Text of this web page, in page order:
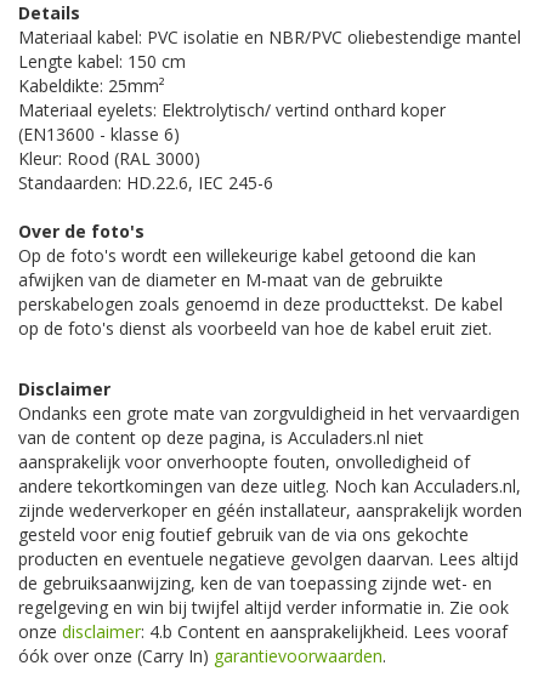
Details
Materiaal kabel: PVC isolatie en NBR/PVC oliebestendige mantel
Lengte kabel: 150 cm
Kabeldikte: 25mm²
Materiaal eyelets: Elektrolytisch/ vertind onthard koper
(EN13600 - klasse 6)
Kleur: Rood (RAL 3000)
Standaarden: HD.22.6, IEC 245-6
Over de foto's
Op de foto's wordt een willekeurige kabel getoond die kan
afwijken van de diameter en M-maat van de gebruikte
perskabelogen zoals genoemd in deze producttekst. De kabel
op de foto's dienst als voorbeeld van hoe de kabel eruit ziet.
Disclaimer
Ondanks een grote mate van zorgvuldigheid in het vervaardigen
van de content op deze pagina, is Acculaders.nl niet
aansprakelijk voor onverhoopte fouten, onvolledigheid of
andere tekortkomingen van deze uitleg. Noch kan Acculaders.nl,
zijnde wederverkoper en géén installateur, aansprakelijk worden
gesteld voor enig foutief gebruik van de via ons gekochte
producten en eventuele negatieve gevolgen daarvan. Lees altijd
de gebruiksaanwijzing, ken de van toepassing zijnde wet- en
regelgeving en win bij twijfel altijd verder informatie in. Zie ook
onze disclaimer: 4.b Content en aansprakelijkheid. Lees vooraf
óók over onze (Carry In) garantievoorwaarden.